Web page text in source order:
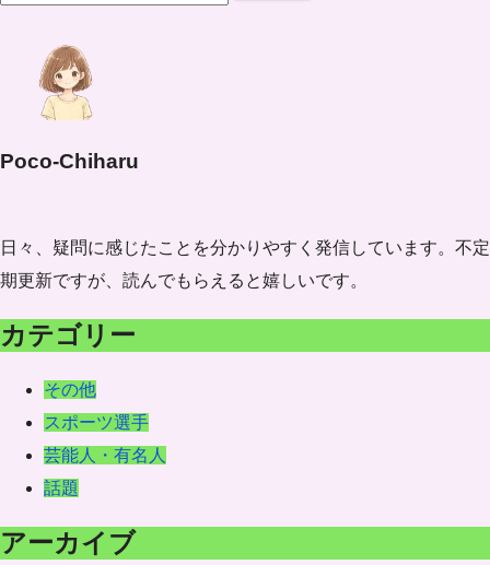
Poco-Chiharu
日々、疑問に感じたことを分かりやすく発信しています。不定
期更新ですが、読んでもらえると嬉しいです。
カテゴリー
その他
スポーツ選手
芸能人・有名人
話題
アーカイブ